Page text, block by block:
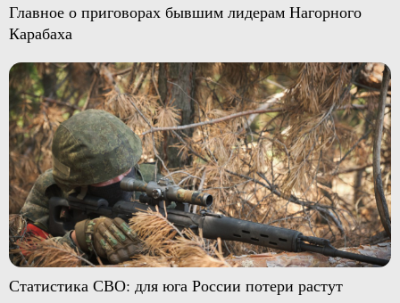
Главное о приговорах бывшим лидерам Нагорного
Карабаха
Статистика СВО: для юга России потери растут